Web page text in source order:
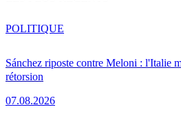
Sánchez riposte contre Meloni : l'Italie
rétorsion
07.08.2026
POLITIQUE